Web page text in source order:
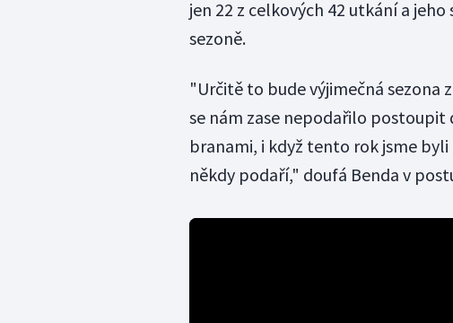
jen 22 z celkových 42 utkání a
sezoně.
"Určitě to bude výjimečná sezona
se nám zase nepodařilo postoupit
branami, i když tento rok jsme
někdy podaří," doufá Benda v